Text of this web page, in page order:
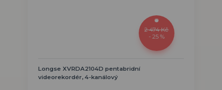
2 474 Kč
- 25 %
Longse XVRDA2104D pentabridní
videorekordér, 4-kanálový